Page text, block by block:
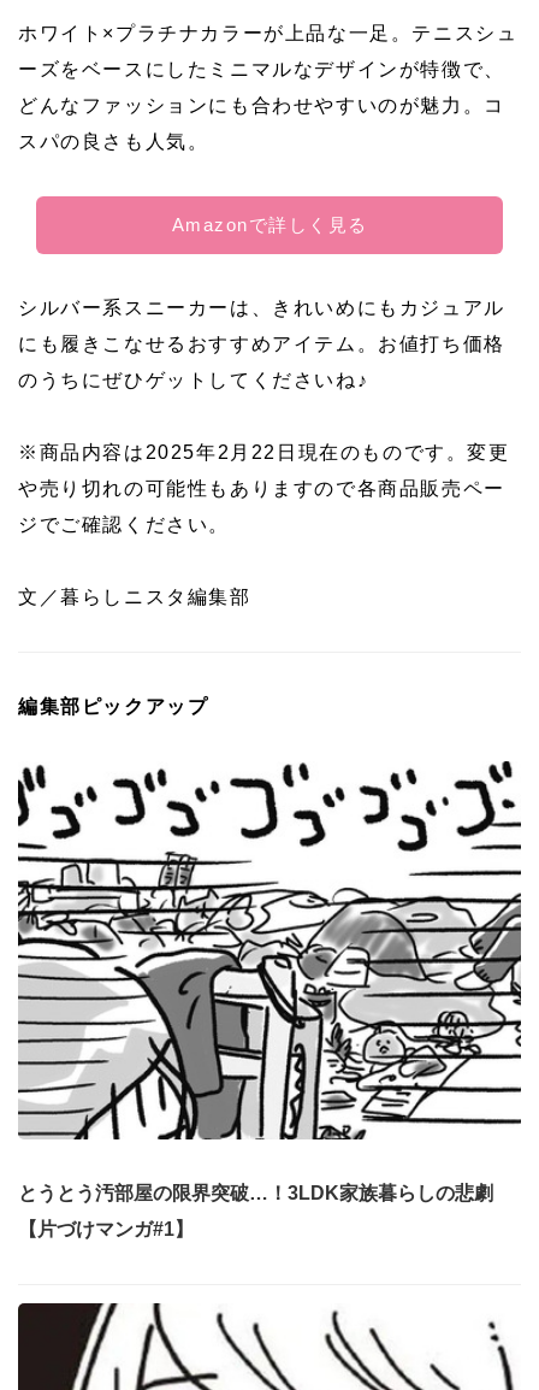
ホワイト×プラチナカラーが上品な一足。テニスシュ
ーズをベースにしたミニマルなデザインが特徴で、
どんなファッションにも合わせやすいのが魅力。コ
スパの良さも人気。
Amazonで詳しく見る
シルバー系スニーカーは、きれいめにもカジュアル
にも履きこなせるおすすめアイテム。お値打ち価格
のうちにぜひゲットしてくださいね♪
※商品内容は2025年2月22日現在のものです。変更
や売り切れの可能性もありますので各商品販売ペー
ジでご確認ください。
文／暮らしニスタ編集部
編集部ピックアップ
とうとう汚部屋の限界突破…！3LDK家族暮らしの悲劇
【片づけマンガ#1】